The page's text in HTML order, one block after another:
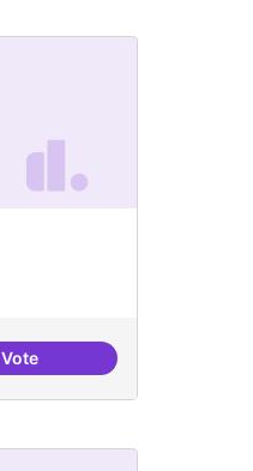
VoteUna única Festa Major